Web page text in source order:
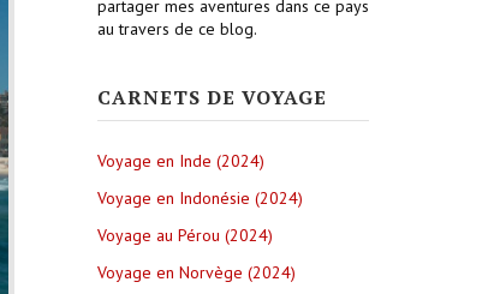
partager mes aventures dans ce pays
au travers de ce blog.
CARNETS DE VOYAGE
Voyage en Inde (2024)
Voyage en Indonésie (2024)
Voyage au Pérou (2024)
Voyage en Norvège (2024)